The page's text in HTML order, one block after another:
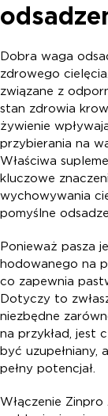
Dobra waga
zdrowego
związane z
stan zdrowia
żywienie
przybierania na
Właściwa
kluczowe
wychowywania
pomyślne
Ponieważ pasza
hodowanego na
co zapewnia
Dotyczy to
niezbędne
na przykład, jest
być uzupełniany,
pełny potencjał.
Włączenie